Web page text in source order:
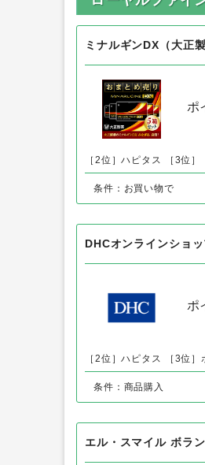
ローヤルファイ
ミナルギンDX（大正
ポ
DHCオンラインショ
ポ